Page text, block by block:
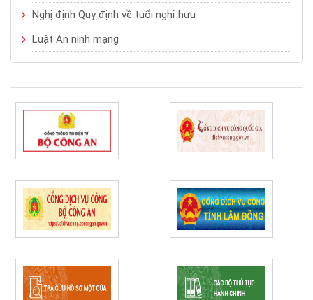
Nghị định Quy định về tuổi nghỉ hưu
Luật An ninh mạng